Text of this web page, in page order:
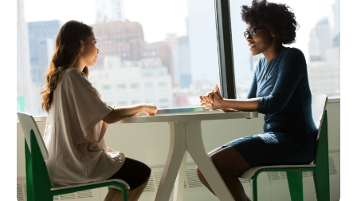
Accompagnement de 3 mois
Séances illimitées de coaching individuel
5 Séances de coaching de couple ou pour lui
Hotline WhatsApp
(je suis réactive en 24-48h entre les sessions
pendant tout le temps du programme)